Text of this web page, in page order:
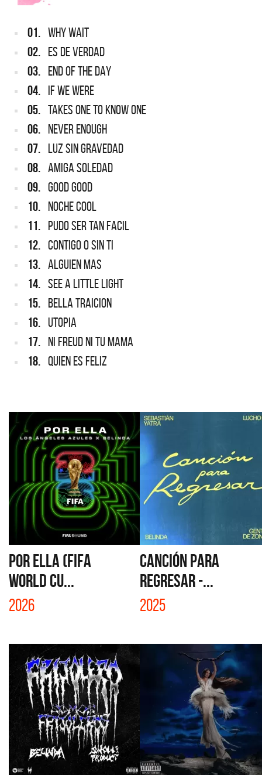
01. WHY WAIT
02. ES DE VERDAD
03. END OF THE DAY
04. IF WE WERE
05. TAKES ONE TO KNOW ONE
06. NEVER ENOUGH
07. LUZ SIN GRAVEDAD
08. AMIGA SOLEDAD
09. GOOD GOOD
10. NOCHE COOL
11. PUDO SER TAN FACIL
12. CONTIGO O SIN TI
13. ALGUIEN MAS
14. SEE A LITTLE LIGHT
15. BELLA TRAICION
16. UTOPIA
17. NI FREUD NI TU MAMA
18. QUIEN ES FELIZ
POR ELLA (FIFA
WORLD CU...
2026
CANCIÓN PARA
REGRESAR -...
2025